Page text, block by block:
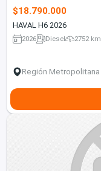
$18.790.000
HAVAL H6 2026
2026 Diesel 2752 km
Región Metropolitana